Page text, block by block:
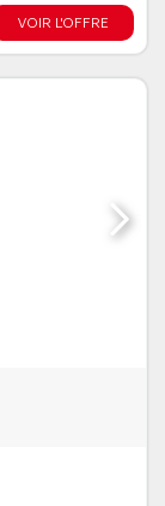
VOIR L'OFFRE